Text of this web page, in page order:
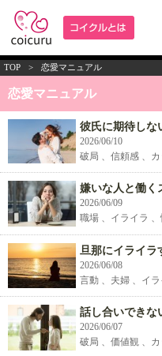
TOP > 恋愛マニュアル
恋愛マニュアル
彼氏に期待し
2026/06/10
破局 、信頼感 、
嫌いな人と働く
2026/06/09
職場 、イライラ
旦那にイライ
2026/06/08
言動 、夫婦 、イラ
話し合いできな
2026/06/07
破局 、価値観 、